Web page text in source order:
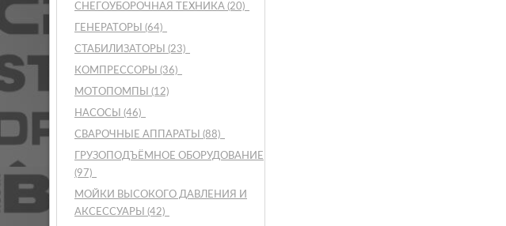
СНЕГОУБОРОЧНАЯ ТЕХНИКА (20)
ГЕНЕРАТОРЫ (64)
СТАБИЛИЗАТОРЫ (23)
КОМПРЕССОРЫ (36)
МОТОПОМПЫ (12)
НАСОСЫ (46)
СВАРОЧНЫЕ АППАРАТЫ (88)
ГРУЗОПОДЪЁМНОЕ ОБОРУДОВАНИЕ
(97)
МОЙКИ ВЫСОКОГО ДАВЛЕНИЯ И
АКСЕССУАРЫ (42)